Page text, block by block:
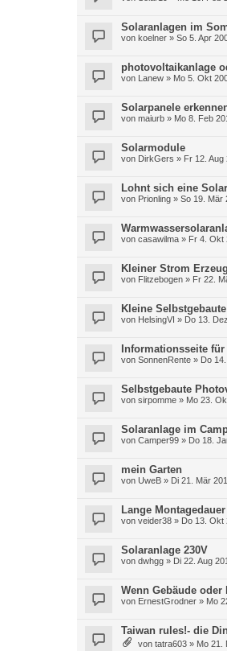
Solaranlagen im
von koelner » So 5. Apr
photovoltaikanlage
von Lanew » Mo 5. Okt
Solarpanele
von maiurb » Mo 8. Feb
Solarmodule
von DirkGers » Fr 12. Aug
Lohnt sich eine
von Prionling » So 19. Mär
von casawilma » Fr 4. Okt
Kleiner Strom
von Flitzebogen » Fr 22.
Kleine
von HelsingVI » Do 13.
Informationsseite
von SonnenRente » Do
Selbstgebaute
von sirpomme » Mo 23.
Solaranlage im
von Camper99 » Do 18.
mein Garten
von UweB » Di 21. Mär
Lange Montagedauer
von veider38 » Do 13. Okt
Solaranlage 230V
von dwhgg » Di 22. Aug
Wenn Gebäude oder
von ErnestGrodner » Mo
Taiwan rules!- die
von tatra603 » Mo 21.